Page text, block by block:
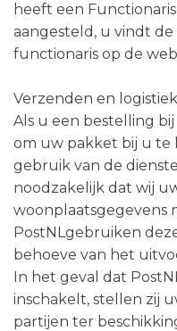
heeft een
aangesteld, u vindt
functionaris op de
Verzenden en logistiek
Als u een bestelling
om uw pakket bij u te
gebruik van de
noodzakelijk dat wij
woonplaatsgegevens
PostNLgebruiken
behoeve van het
In het geval dat
inschakelt, stellen zij
partijen ter